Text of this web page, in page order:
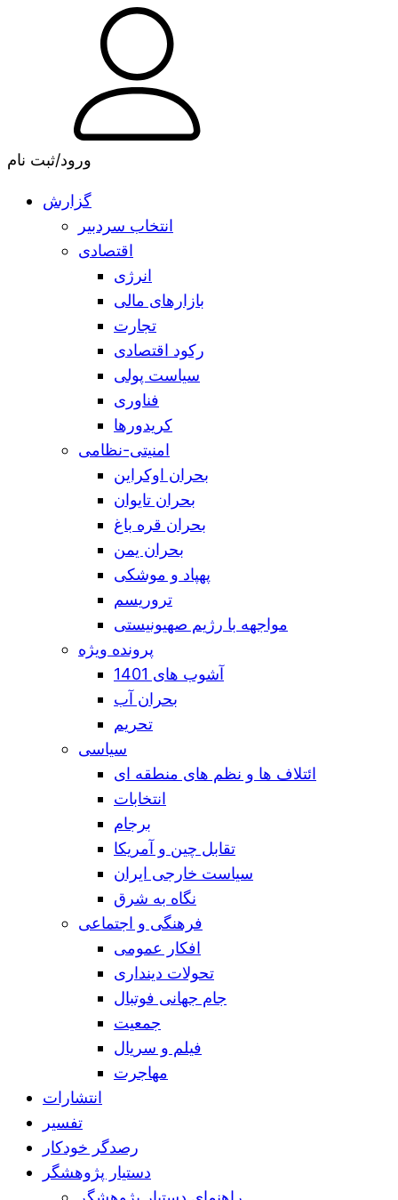
ورود/ثبت نام
گزارش
انتخاب سردبیر
اقتصادی
انرژی
بازارهای مالی
تجارت
رکود اقتصادی
سیاست پولی
فناوری
کریدورها
امنیتی-نظامی
بحران اوکراین
بحران تایوان
بحران قره باغ
بحران یمن
پهپاد و موشکی
تروریسم
مواجهه با رژیم صهیونیستی
پرونده ویژه
آشوب های 1401
بحران آب
تحریم
سیاسی
ائتلاف ها و نظم های منطقه ای
انتخابات
برجام
تقابل چین و آمریکا
سیاست خارجی ایران
نگاه به شرق
فرهنگی و اجتماعی
افکار عمومی
تحولات دینداری
جام جهانی فوتبال
جمعیت
فیلم و سریال
مهاجرت
انتشارات
تفسیر
رصدگر خودکار
دستیار پژوهشگر